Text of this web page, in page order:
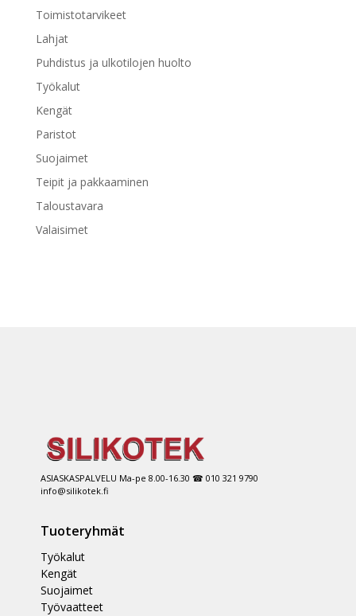
Toimistotarvikeet
Lahjat
Puhdistus ja ulkotilojen huolto
Työkalut
Kengät
Paristot
Suojaimet
Teipit ja pakkaaminen
Taloustavara
Valaisimet
ASIASKASPALVELU Ma-pe 8.00-16.30 ☎ 010 321 9790
info@silikotek.fi
Tuoteryhmät
Työkalut
Kengät
Suojaimet
Työvaatteet